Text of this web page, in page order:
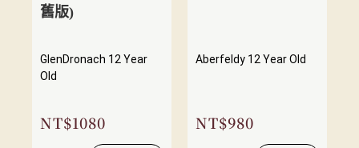
舊版)
GlenDronach 12 Year
Old
NT$1080
Aberfeldy 12 Year Old
NT$980